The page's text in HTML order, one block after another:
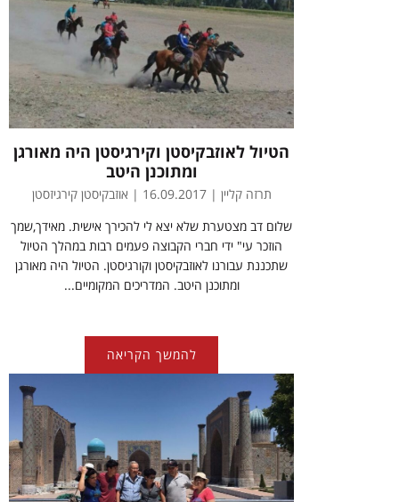
הטיול לאוזבקיסטן וקירגיסטן היה מאורגן
ומתוכנן היטב
תרזה קליין | 16.09.2017 | אוזבקיסטן קירגיזסטן
שלום דב מצטערת שלא יצא לי להכירך אישית. מאידך,שמך
הוזכר עי" ידי חברי הקבוצה פעמים רבות במהלך הטיול
שתכננת עבורנו לאוזבקיסטן וקורגיסטן. הטיול היה מאורגן
ומתוכנן היטב. המדריכים המקומיים...
להמשך הקריאה